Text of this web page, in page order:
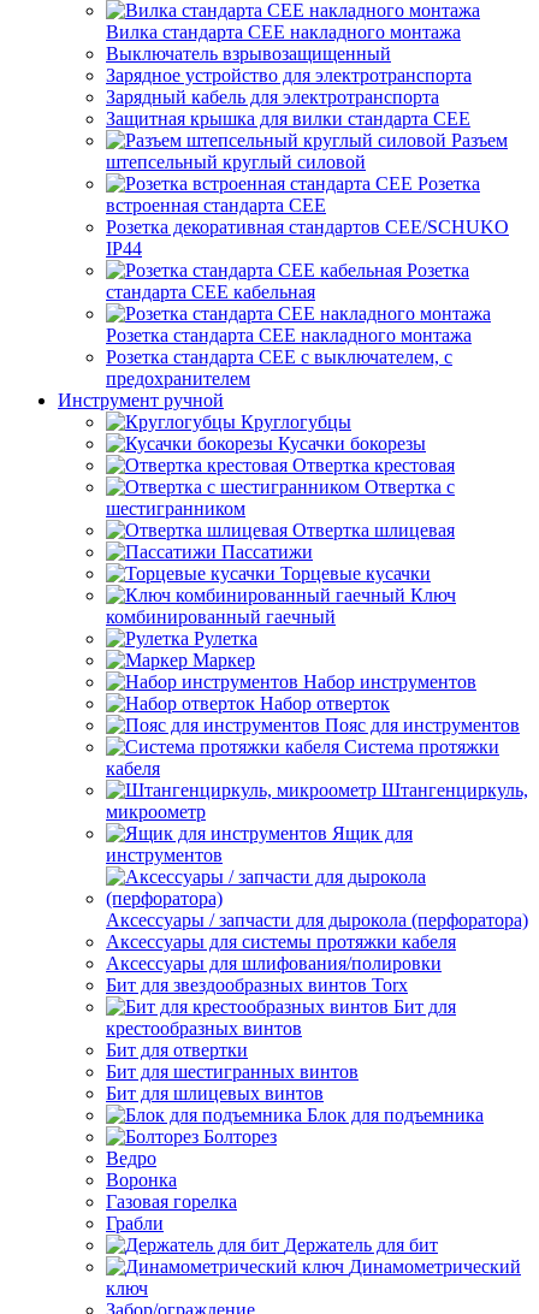
Вилка стандарта CEE накладного монтажа
Выключатель взрывозащищенный
Зарядное устройство для электротранспорта
Зарядный кабель для электротранспорта
Защитная крышка для вилки стандарта CEE
Разъем
штепсельный круглый силовой
Розетка
встроенная стандарта CEE
Розетка декоративная стандартов CEE/SCHUKO
IP44
Розетка
стандарта СЕЕ кабельная
Розетка стандарта СЕЕ накладного монтажа
Розетка стандарта СЕЕ с выключателем, с
предохранителем
Инструмент ручной
Круглогубцы
Кусачки бокорезы
Отвертка крестовая
Отвертка с
шестигранником
Отвертка шлицевая
Пассатижи
Торцевые кусачки
Ключ
комбинированный гаечный
Рулетка
Маркер
Набор инструментов
Набор отверток
Пояс для инструментов
Система протяжки
кабеля
Штангенциркуль,
микроометр
Ящик для
инструментов
Аксессуары / запчасти для дырокола (перфоратора)
Аксессуары для системы протяжки кабеля
Аксессуары для шлифования/полировки
Бит для звездообразных винтов Torx
Бит для
крестообразных винтов
Бит для отвертки
Бит для шестигранных винтов
Бит для шлицевых винтов
Блок для подъемника
Болторез
Ведро
Воронка
Газовая горелка
Грабли
Держатель для бит
Динамометрический
ключ
Забор/ограждение